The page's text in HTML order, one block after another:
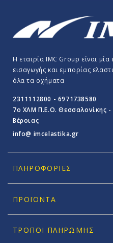
Η εταιρία IMC Group είναι μία
εισαγωγής και εμπορίας
όλα τα οχήματα
2311112800 - 6971738580
7o ΧΛΜ Π.E.O. Θεσσαλονίκης -
Βέροιας
info@ imcelastika.gr
ΠΛΗΡΟΦΟΡΊΕΣ
ΠΡΟΪΟΝΤΑ
ΤΡΌΠΟΙ ΠΛΗΡΩΜΉΣ